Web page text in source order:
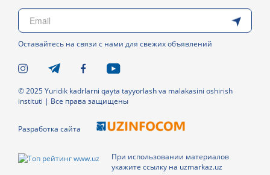
Оставайтесь на связи с нами для свежих объявлений
© 2025 Yuridik kadrlarni qayta tayyorlash va malakasini oshirish
instituti | Все права защищены
Разработка сайта
При использовании материалов
укажите ссылку на uzmarkaz.uz